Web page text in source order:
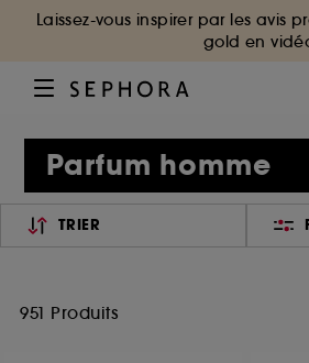
Laissez-vous inspirer par les avis
gold en
Parfum homme
TRIER
951 Produits